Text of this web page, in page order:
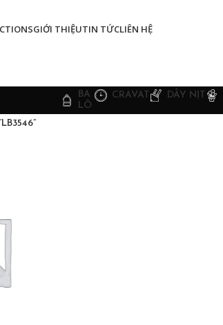
GIỚI THIỆUTIN TỨCLIÊN HỆ
BA
LÔ
CRAVAT DÂY NỊT